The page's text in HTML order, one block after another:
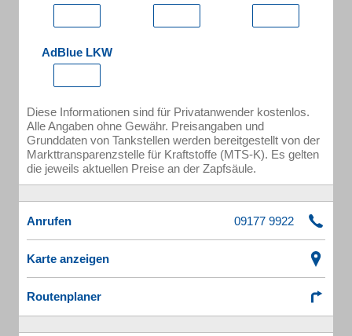
AdBlue LKW
Diese Informationen sind für Privatanwender kostenlos.
Alle Angaben ohne Gewähr. Preisangaben und
Grunddaten von Tankstellen werden bereitgestellt von der
Markttransparenzstelle für Kraftstoffe (MTS-K). Es gelten
die jeweils aktuellen Preise an der Zapfsäule.
Anrufen
Karte anzeigen
Routenplaner